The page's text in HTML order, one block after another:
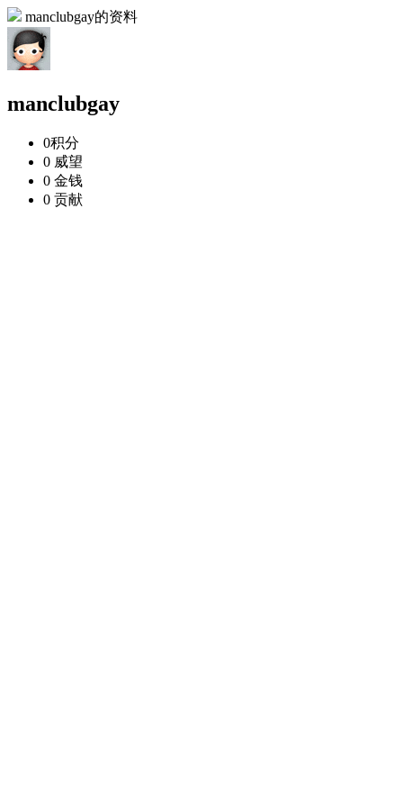
manclubgay的资料
manclubgay
0积分
0 威望
0 金钱
0 贡献